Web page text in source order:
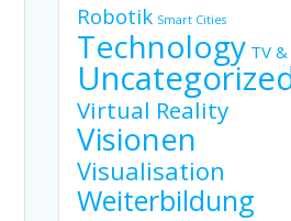
Robotik Smart Cities
Technology TV
Virtual Reality
Visionen
Visualisation
Weiterbildung